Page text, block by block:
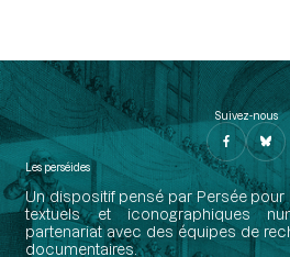
Suivez-nous
Les perséides
Un dispositif pensé par Persée
textuels et iconographiques
partenariat avec des équipes de
documentaires.